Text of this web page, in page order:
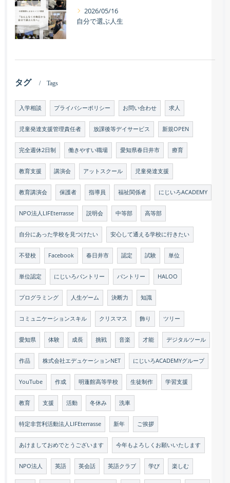
2026/05/16
自分で選ぶ人生
タグ Tags
入学相談 プライバシーポリシー お問い合わせ 求人
児童発達支援管理責任者 放課後等デイサービス 新規OPEN
完全週休2日制 働きやすい職場 愛知県春日井市 療育
教育支援 講演会 アットスクール 児童発達支援
教育講演会 保護者 指導員 福祉関係者 にじいろACADEMY
NPO法人LIFEterrasse 説明会 中等部 高等部
自分にあった学校を見つけたい 安心して通える学校に行きたい
不登校 Facebook 春日井市 認定 試験 単位
単位認定 にじいろパントリー パントリー HALOO
プログラミング 人生ゲーム 決断力 知識
コミュニケーションスキル クリスマス 飾り ツリー
愛知県 体験 成長 挑戦 音楽 才能 デジタルツール
作品 株式会社エデュケーションNET にじいろACADEMYグループ
YouTube 作成 明蓬館高等学校 生徒制作 学習支援
教育 支援 活動 冬休み 洗車
特定非営利活動法人LIFEterrasse 新年 ご挨拶
あけましておめでとうございます 今年もよろしくお願いいたします
NPO法人 英語 英会話 英語クラブ 学び 楽しむ